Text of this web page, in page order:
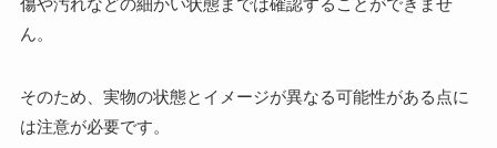
ん。
そのため、実物の状態とイメージが異なる可能性がある点に
は注意が必要です。